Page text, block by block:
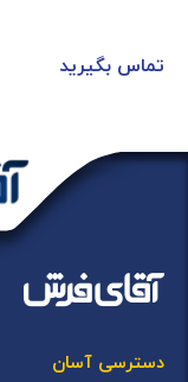
تماس بگیرید
دسترسی آسان